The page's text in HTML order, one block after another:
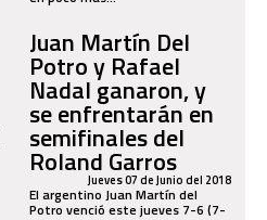
Juan Martín Del
Potro y Rafael
Nadal ganaron, y
se enfrentarán en
semifinales del
Roland Garros
Jueves 07 de Junio del 2018
El argentino Juan Martín del
Potro venció este jueves 7-6 (7-